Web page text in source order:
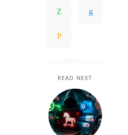
READ NEXT